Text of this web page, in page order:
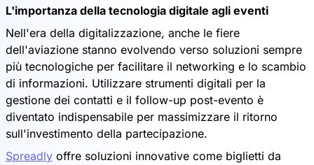
L'importanza della tecnologia digitale agli eventi
Nell'era della digitalizzazione, anche le fiere
dell'aviazione stanno evolvendo verso soluzioni sempre
più tecnologiche per facilitare il networking e lo scambio
di informazioni. Utilizzare strumenti digitali per la
gestione dei contatti e il follow-up post-evento è
diventato indispensabile per massimizzare il ritorno
sull'investimento della partecipazione.
Spreadly offre soluzioni innovative come biglietti da